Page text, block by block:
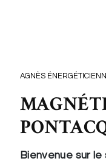
AGNÈS
Bienvenue sur le